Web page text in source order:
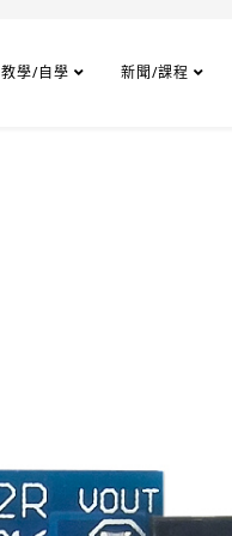
教學/自學 新聞/課程